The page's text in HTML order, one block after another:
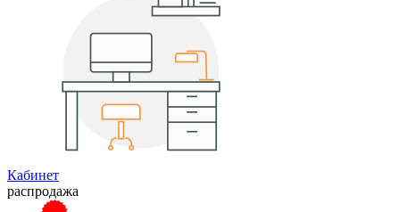
Кабинет
распродажа